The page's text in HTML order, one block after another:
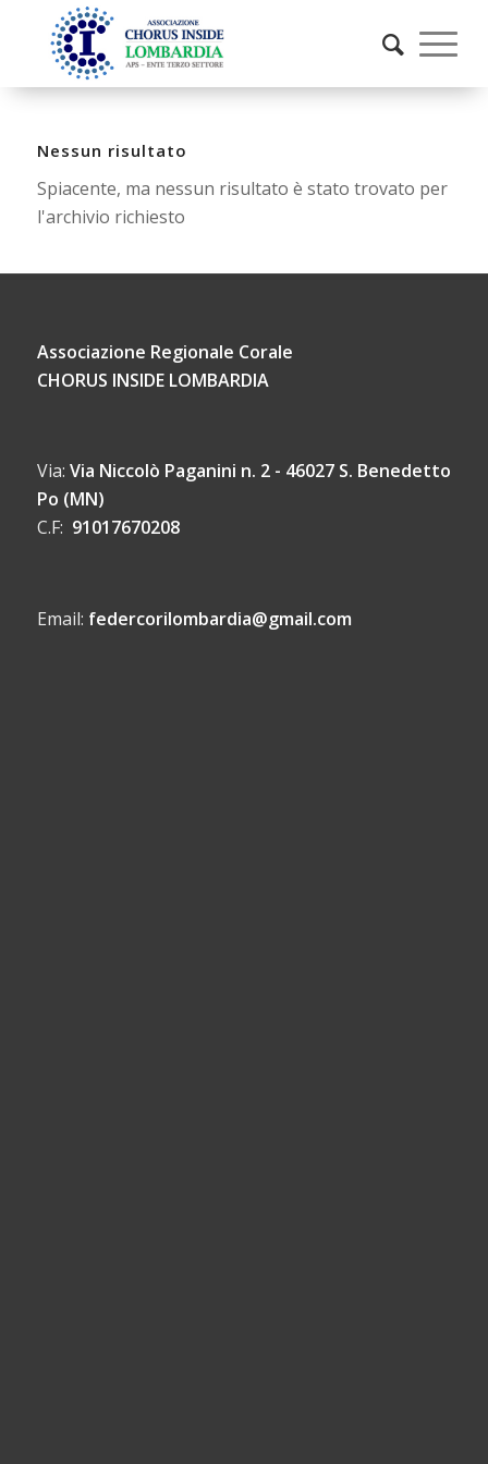
Nessun risultato
Spiacente, ma nessun risultato è stato trovato per
l'archivio richiesto
Associazione Regionale Corale
CHORUS INSIDE LOMBARDIA
Via: Via Niccolò Paganini n. 2 - 46027 S. Benedetto
Po (MN)
C.F: 91017670208
Email: federcorilombardia@gmail.com